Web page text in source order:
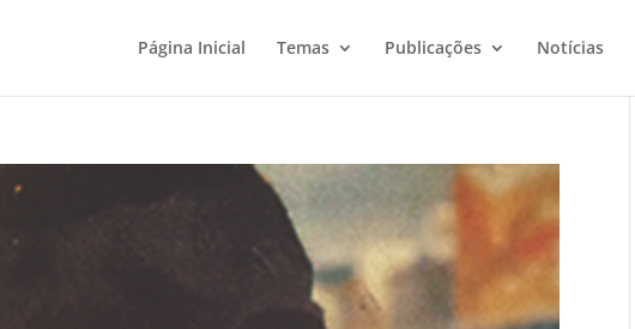
Página Inicial Temas Publicações Notícias